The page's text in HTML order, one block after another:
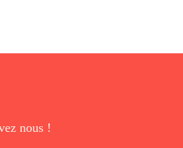
nous !